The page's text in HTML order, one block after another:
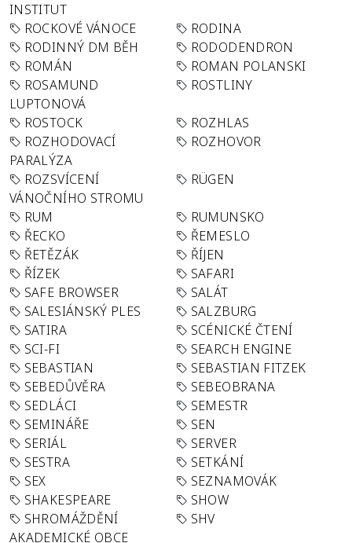
INSTITUT
ROCKOVÉ VÁNOCE
RODINA
RODINNÝ DM BĚH
RODODENDRON
ROMÁN
ROMAN POLANSKI
ROSAMUND
LUPTONOVÁ
ROSTLINY
ROSTOCK
ROZHLAS
ROZHODOVACÍ
PARALÝZA
ROZHOVOR
ROZSVÍCENÍ
VÁNOČNÍHO STROMU
RÜGEN
RUM
RUMUNSKO
ŘECKO
ŘEMESLO
ŘETĚZÁK
ŘÍJEN
ŘÍZEK
SAFARI
SAFE BROWSER
SALÁT
SALESIÁNSKÝ PLES
SALZBURG
SATIRA
SCÉNICKÉ ČTENÍ
SCI-FI
SEARCH ENGINE
SEBASTIAN
SEBASTIAN FITZEK
SEBEDŮVĚRA
SEBEOBRANA
SEDLÁCI
SEMESTR
SEMINÁŘE
SEN
SERIÁL
SERVER
SESTRA
SETKÁNÍ
SEX
SEZNAMOVÁK
SHAKESPEARE
SHOW
SHROMÁŽDĚNÍ
AKADEMICKÉ OBCE
SHV